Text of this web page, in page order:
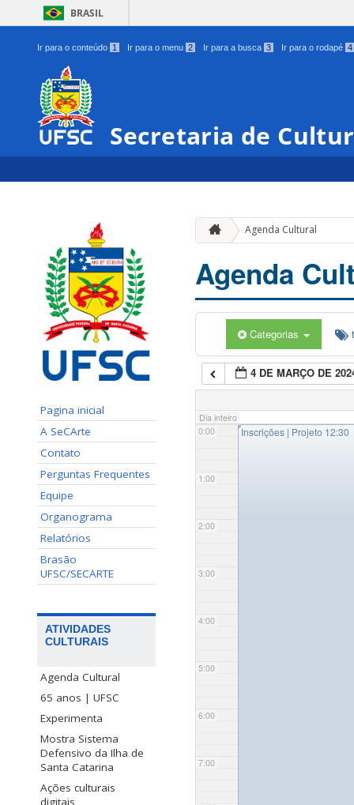
BRASIL
Ir para o conteúdo 1 Ir para o menu 2 Ir para a busca 3 Ir para o rodapé 4
Secretaria de
Pagina inicial
A SeCArte
Contato
Perguntas Frequentes
Equipe
Organograma
Relatórios
Brasão
UFSC/SECARTE
ATIVIDADES
CULTURAIS
Agenda Cultural
65 anos | UFSC
Experimenta
Mostra Sistema
Defensivo da Ilha de
Santa Catarina
Ações culturais
digitais
Agenda Cultural
Agenda
Categorias
4 DE MARÇO DE
Dia inteiro
0:00
1:00
2:00
3:00
4:00
5:00
6:00
7:00
◤Inscrições | Projeto 12:30